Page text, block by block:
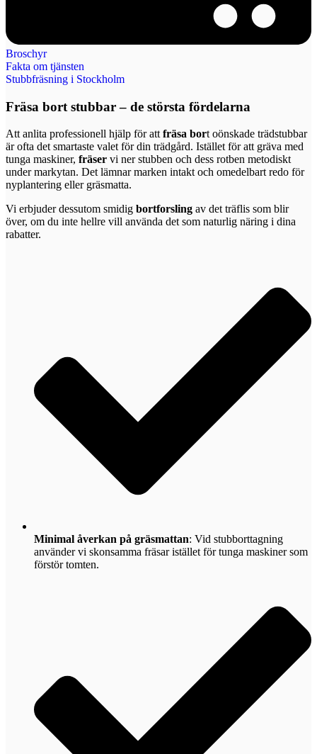
Broschyr
Fakta om tjänsten
Stubbfräsning i Stockholm
Fräsa bort stubbar – de största fördelarna
Att anlita professionell hjälp för att fräsa bort oönskade trädstubbar
är ofta det smartaste valet för din trädgård. Istället för att gräva med
tunga maskiner, fräser vi ner stubben och dess rotben metodiskt
under markytan. Det lämnar marken intakt och omedelbart redo för
nyplantering eller gräsmatta.
Vi erbjuder dessutom smidig bortforsling av det träflis som blir
över, om du inte hellre vill använda det som naturlig näring i dina
rabatter.
Minimal åverkan på gräsmattan: Vid stubborttagning
använder vi skonsamma fräsar istället för tunga maskiner som
förstör tomten.